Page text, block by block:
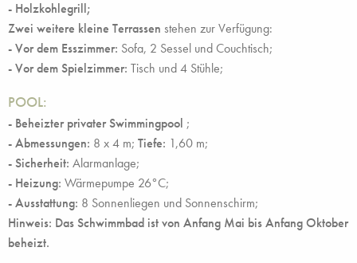
- Holzkohlegrill;
Zwei weitere kleine Terrassen stehen zur Verfügung:
- Vor dem Esszimmer: Sofa, 2 Sessel und Couchtisch;
- Vor dem Spielzimmer: Tisch und 4 Stühle;
POOL:
- Beheizter privater Swimmingpool ;
- Abmessungen: 8 x 4 m; Tiefe: 1,60 m;
- Sicherheit: Alarmanlage;
- Heizung: Wärmepumpe 26°C;
- Ausstattung: 8 Sonnenliegen und Sonnenschirm;
Hinweis: Das Schwimmbad ist von Anfang Mai bis Anfang Oktober
beheizt.